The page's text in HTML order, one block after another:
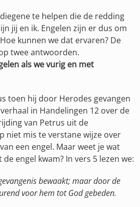
te helpen die de redding
jij en ik. Engelen zijn er dus om
kunnen we dat ervaren? De
twee antwoorden.
als we vurig en met
toen hij door Herodes gevangen
in Handelingen 12 over de
van Petrus uit de
niet mis te verstane wijze over
een engel. Maar weet je wat
engel kwam? In vers 5 lezen we:
bewaakt; maar door de
voor hem tot God gebeden.